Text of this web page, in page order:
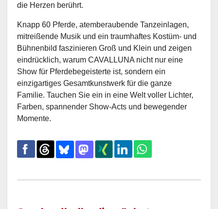
die Herzen berührt.
Knapp 60 Pferde, atemberaubende Tanzeinlagen,
mitreißende Musik und ein traumhaftes Kostüm- und
Bühnenbild faszinieren Groß und Klein und zeigen
eindrücklich, warum CAVALLUNA nicht nur eine
Show für Pferdebegeisterte ist, sondern ein
einzigartiges Gesamtkunstwerk für die ganze
Familie. Tauchen Sie ein in eine Welt voller Lichter,
Farben, spannender Show-Acts und bewegender
Momente.